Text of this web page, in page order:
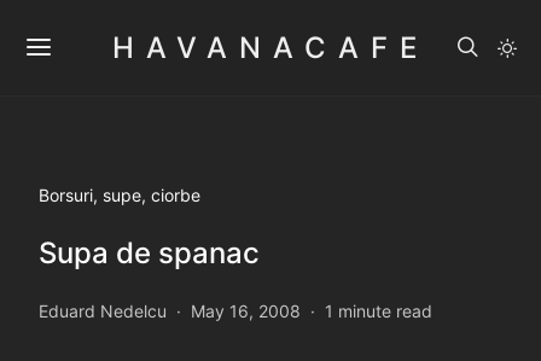
HAVANACAFE
Borsuri, supe, ciorbe
Supa de spanac
Eduard Nedelcu May 16, 2008 1 minute read